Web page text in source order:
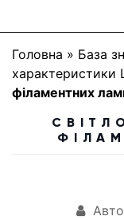
ПРО
ПРОЕКТ
Головна » База
характеристики
філаментних